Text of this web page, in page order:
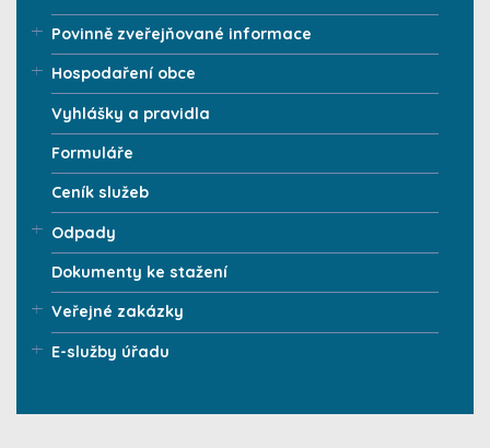
Povinně zveřejňované informace
Hospodaření obce
Vyhlášky a pravidla
Formuláře
Ceník služeb
Odpady
Dokumenty ke stažení
Veřejné zakázky
E-služby úřadu